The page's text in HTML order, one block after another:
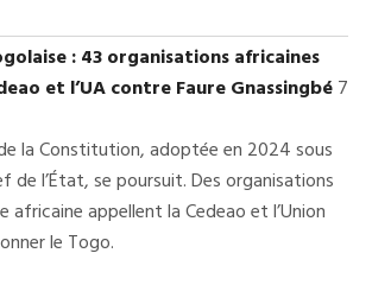
: 43 organisations africaines
et l’UA contre Faure Gnassingbé7
la Constitution, adoptée en 2024 sous
de l’État, se poursuit. Des organisations
africaine appellent la Cedeao et l’Union
le Togo.